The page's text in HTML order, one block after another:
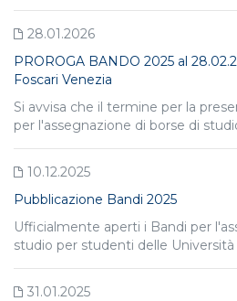
28.01.2026
PROROGA BANDO 2025 al
Foscari Venezia
Si avvisa che il termine per la
per l'assegnazione di borse di
10.12.2025
Pubblicazione Bandi 2025
Ufficialmente aperti i Bandi per
studio per studenti delle Università
31.01.2025